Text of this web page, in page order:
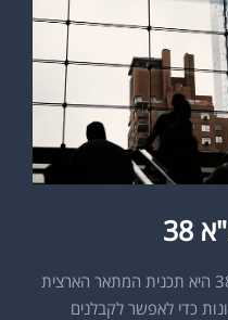
צדק חברתי על פי תמ"א 38 תמ"א 38 היא תכנית המתאר הארצית
כדי לאפשר לקבלנים